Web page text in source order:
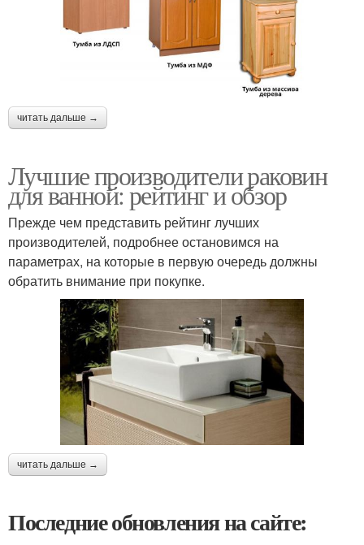
читать дальше →
Лучшие производители раковин
для ванной: рейтинг и обзор
Прежде чем представить рейтинг лучших
производителей, подробнее остановимся на
параметрах, на которые в первую очередь должны
обратить внимание при покупке.
читать дальше →
Последние обновления на сайте: